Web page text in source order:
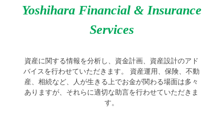
Yoshihara Financial & Insurance
Services
資産に関する情報を分析し、資金計画、資産設計のアド
バイスを行わせていただきます。 資産運用、保険、不動
産、相続など、人が生きる上でお金が関わる場面は多々
ありますが、それらに適切な助言を行わせていただきま
す。